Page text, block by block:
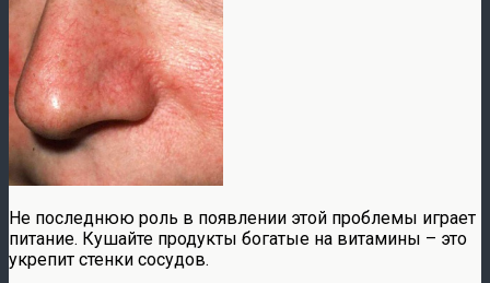
Не последнюю роль в появлении этой проблемы играет
питание. Кушайте продукты богатые на витамины – это
укрепит стенки сосудов.